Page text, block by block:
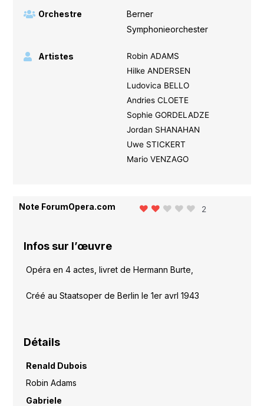
Orchestre
Berner
Symphonieorchester
Artistes
Robin ADAMS
Hilke ANDERSEN
Ludovica BELLO
Andries CLOETE
Sophie GORDELADZE
Jordan SHANAHAN
Uwe STICKERT
Mario VENZAGO
Note ForumOpera.com 2
Infos sur l’œuvre
Opéra en 4 actes, livret de Hermann Burte,
Créé au Staatsoper de Berlin le 1er avrl 1943
Détails
Renald Dubois
Robin Adams
Gabriele